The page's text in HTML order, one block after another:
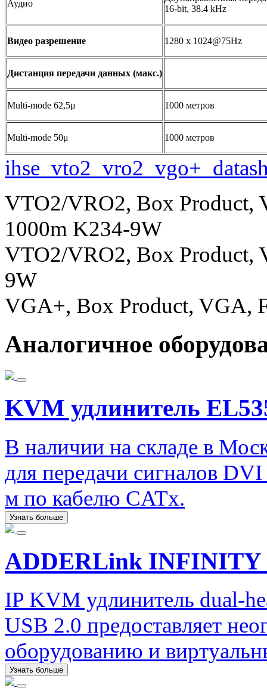
Аудио
16-bit, 38.4 kHz
Видео разрешение 1280 x 1024@75Hz
Дистанция передачи данных (макс.)
Multi-mode 62,5μ 1000 метров
Multi-mode 50μ 1000 метров
VTO2/VRO2, Box Product,
1000m K234-9W
VTO2/VRO2, Box Product,
9W
VGA+, Box Product, VGA,
Аналогичное
KVM удлинитель
В наличии на складе в
для передачи сигналов
м по кабелю CATx.
Узнать больше
ADDERLink INFINITY
IP KVM удлинитель dual-
USB 2.0 предоставляет
оборудованию и
Узнать больше